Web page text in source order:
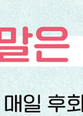
너만 힘든 거 아니
“왜 약속을 안
게 “싫어도 6개
랑 놀지 마!”라는